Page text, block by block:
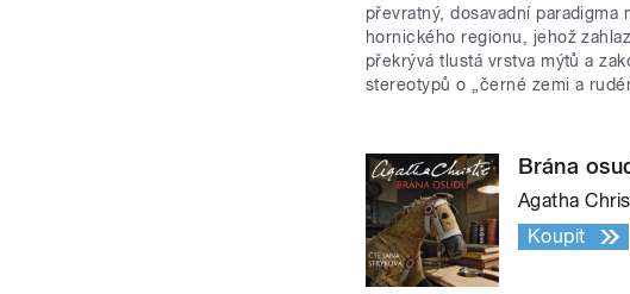
převratný, dosavadní paradigma
hornického regionu, jehož
překrývá tlustá vrstva mýtů a
stereotypů o „černé zemi a
Brána
Agatha
Koupit